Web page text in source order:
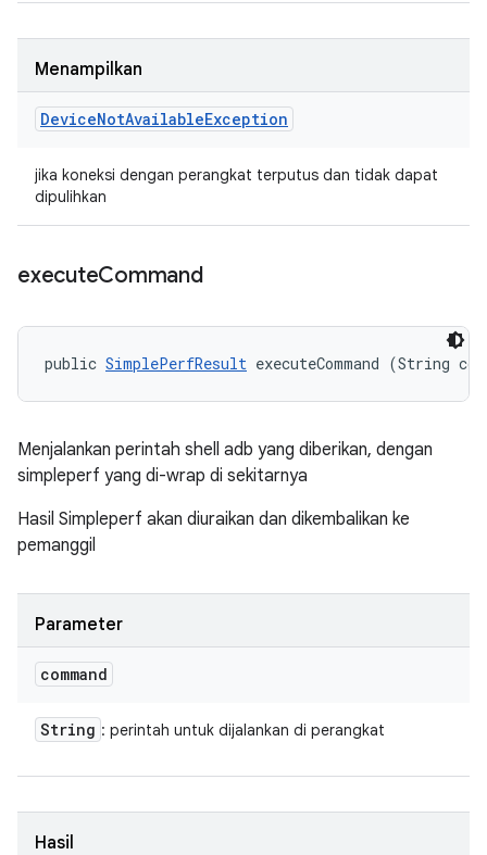
Menampilkan
DeviceNotAvailableException
jika koneksi dengan perangkat terputus dan tidak dapat
dipulihkan
executeCommand
public SimplePerfResult executeCommand (String
Menjalankan perintah shell adb yang diberikan, dengan
simpleperf yang di-wrap di sekitarnya
Hasil Simpleperf akan diuraikan dan dikembalikan ke
pemanggil
Parameter
command
String : perintah untuk dijalankan di perangkat
Hasil